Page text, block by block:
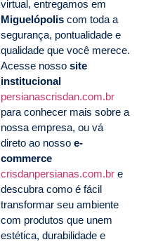
virtual, entregamos em
Miguelópolis com toda a
segurança, pontualidade e
qualidade que você merece.
Acesse nosso site
institucional
persianascrisdan.com.br
para conhecer mais sobre a
nossa empresa, ou vá
direto ao nosso e-
commerce
crisdanpersianas.com.br e
descubra como é fácil
transformar seu ambiente
com produtos que unem
estética, durabilidade e